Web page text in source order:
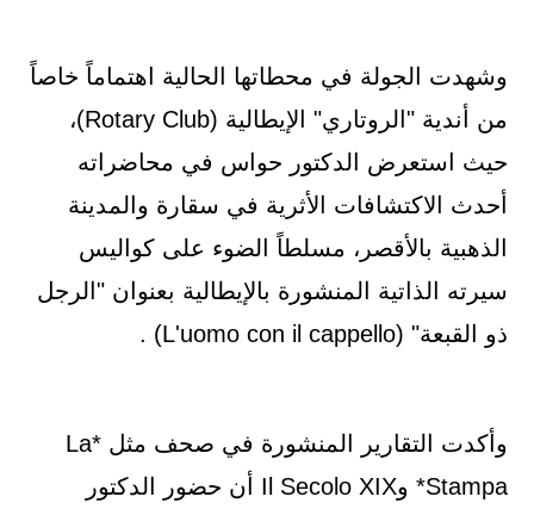
وشهدت الجولة في محطاتها الحالية اهتماماً خاصاً
من أندية "الروتاري" الإيطالية (Rotary Club)،
حيث استعرض الدكتور حواس في محاضراته
أحدث الاكتشافات الأثرية في سقارة والمدينة
الذهبية بالأقصر، مسلطاً الضوء على كواليس
سيرته الذاتية المنشورة بالإيطالية بعنوان "الرجل
ذو القبعة" (L'uomo con il cappello) .
وأكدت التقارير المنشورة في صحف مثل *La
Stampa* وIl Secolo XIX أن حضور الدكتور